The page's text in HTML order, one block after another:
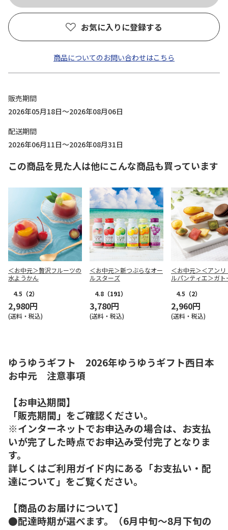
お気に入りに登録する
商品についてのお問い合わせはこちら
販売期間
2026年05月18日～2026年08月06日
配送期間
2026年06月11日～2026年08月31日
この商品を見た人は他にこんな商品も買っています
＜お中元＞贅沢フルーツの
水ようかん
4.5 （2）
2,980円
(送料・税込)
＜お中元＞新つぶらなオー
ルスターズ
4.8 （191）
3,780円
(送料・税込)
＜お中元＞＜アンリ
ルパンティエ＞ガト
ス4.5 （2）
2,960円
(送料・税込)
ゆうゆうギフト 2026年ゆうゆうギフト西日本
お中元 注意事項
【お申込期間】
「販売期間」をご確認ください。
※インターネットでお申込みの場合は、お支払
いが完了した時点でお申込み受付完了となりま
す。
詳しくはご利用ガイド内にある「お支払い・配
達について」をご覧ください。
【商品のお届けについて】
●配達時期が選べます。（6月中旬～8月下旬の